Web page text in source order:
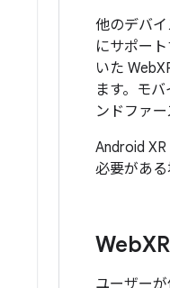
他のデバ
にサポー
いた
ます。モ
ンドファ
Android
必要がある
Web
ユーザー